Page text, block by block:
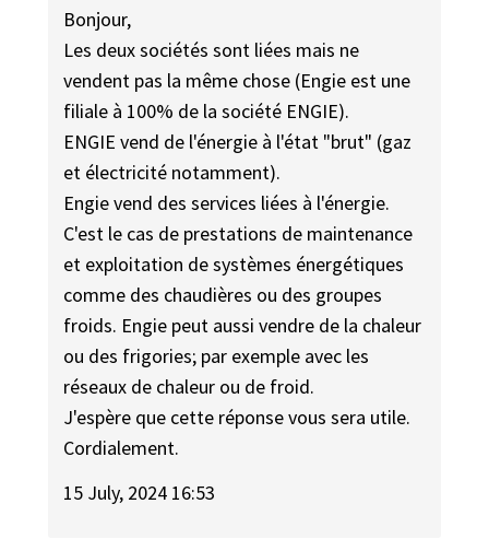
Bonjour,
Les deux sociétés sont liées mais ne
vendent pas la même chose (Engie est une
filiale à 100% de la société ENGIE).
ENGIE vend de l'énergie à l'état "brut" (gaz
et électricité notamment).
Engie vend des services liées à l'énergie.
C'est le cas de prestations de maintenance
et exploitation de systèmes énergétiques
comme des chaudières ou des groupes
froids. Engie peut aussi vendre de la chaleur
ou des frigories; par exemple avec les
réseaux de chaleur ou de froid.
J'espère que cette réponse vous sera utile.
Cordialement.
15 July, 2024 16:53